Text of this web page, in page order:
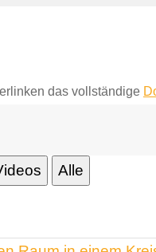
das vollständige
Alle